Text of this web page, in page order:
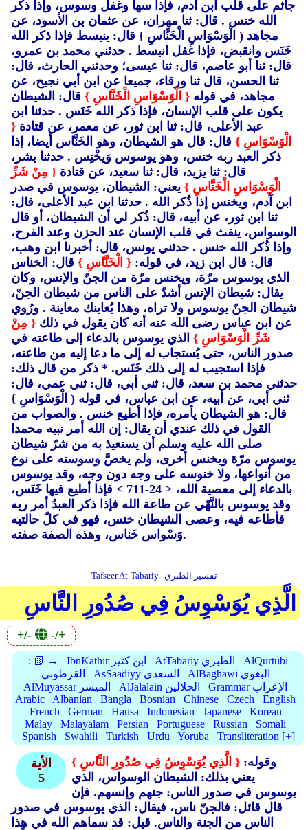
جاثم على قلب ابن آدم، فإذا سها وغفل وسوس، وإذا ذكر
الله خنس . قال: ثنا مهران، عن عثمان بن الأسود، عن
مجاهد ( الْوَسْوَاسِ الْخَنَّاسِ } قال: ينبسط فإذا ذكر الله
خَنَس وانقبض، فإذا غفل انبسط . حدثني محمد بن عمرو،
قال: ثنا أبو عاصم، قال: ثنا عيسى؛ وحدثني الحارث، قال:
ثنا الحسن، قال ثنا ورقاء، جميعا عن ابن أبي نجيح، عن
مجاهد، في قوله { الْوَسْوَاسِ الْخَنَّاسِ } قال: الشيطان
يكون على قلب الإنسان، فإذا ذكر الله خَنَس . حدثنا ابن
عبد الأعلى، قال: ثنا ابن ثور، عن معمر، عن قتادة {
الْوَسْوَاسِ } قال: قال هو الشيطان، وهو الخَنَّاس أيضا، إذا
ذكر العبد ربه خنس، وهو يوسوس وَيخْنِس . حدثنا بشر،
قال: ثنا يزيد، قال: ثنا سعيد، عن قتادة { مِنْ شَرِّ
الْوَسْوَاسِ الْخَنَّاسِ } يعني: الشيطان، يوسوس في صدر
ابن آدم، ويخنس إذا ذُكر الله . حدثنا ابن عبد الأعلى، قال:
ثنا ابن ثور، عن أبيه، قال: ذُكر لي أن الشيطان، أو قال
الوسواس، ينفث في قلب الإنسان عند الحزن وعند الفرح،
وإذا ذُكر الله خنس . حدثني يونس، قال: أخبرنا ابن وهب،
قال: قال ابن زيد، في قوله: { الْخَنَّاسِ } قال: الخناس
الذي يوسوس مرّة، ويخنس مرّة من الجنّ والإنس، وكان
يقال: شيطان الإنس أشدّ على الناس من شيطان الجنّ،
شيطان الجنّ يوسوس ولا تراه، وهذا يُعاينك معاينة . ورُوي
عن ابن عباس رضى الله عنه أنه كان يقول في ذلك { مِنْ
شَرِّ الْوَسْوَاسِ } الذي يوسوس بالدعاء إلى طاعته في
صدور الناس، حتى يُستجاب له إلى ما دعا إليه من طاعته،
فإذا استجيب له إلى ذلك خَنَس. * ذكر من قال ذلك:
حدثني محمد بن سعد، قال: ثني أبي، قال: ثني عمي، قال:
ثني أبي، عن أبيه، عن ابن عباس، في قوله ( الْوَسْوَاسِ }
قال: هو الشيطان يأمره، فإذا أطيع خنس . والصواب من
القول في ذلك عندي أن يقال: إن الله أمر نبيه محمدا
صلى الله عليه وسلم أن يستعيذ به من شرّ شيطان
يوسوس مرّة ويخنس أخرى، ولم يخصَّ وسوسته على نوع
من أنواعها، ولا خنوسه على وجه دون وجه، وقد يوسوس
بالدعاء إلى معصية الله، < 24-711 > فإذا أطيع فيها خَنَس،
وقد يوسوس بالنَّهْي عن طاعة الله فإذا ذكر العبدُ أمر ربه
فأطاعه فيه، وعصى الشيطان خنس، فهو في كلّ حالتيه
وَسْواس خَناس، وهذه الصفة صفته.
Tafseer At-Tabariy تفسير الطبري
الَّذِي يُوَسْوِسُ فِي صُدُورِ النَّاسِ
+/- -/+
: 📗 → IbnKathir ابن كثير AtTabariy الطبري
AlQurtubi
القرطوبي
AsSaadiyy السعدي
AlBaghawi البغوي
AlMuyassar الميسر
AlJalalain الجلالين
Grammar الإعراب
Arabic
Albanian Bangla Bosnian Chinese Czech
English
French
German Hausa Indonesian Japanese
Korean
Malay
Malayalam Persian Portuguese Russian
Somali
Spanish
Swahili Turkish Urdu Yoruba Transliteration [+]
الأية
5
وقوله: { الَّذِي يُوَسْوِسُ فِي صُدُورِ النَّاسِ }
يعني بذلك: الشيطان الوسواس، الذي
يوسوس في صدور الناس: جنهم وإنسهم. فإن
قال قائل: فالجنّ ناس، فيقال: الذي يوسوس في صدور
الناس من الجنة والناس. قيل: قد سماهم الله في هذا